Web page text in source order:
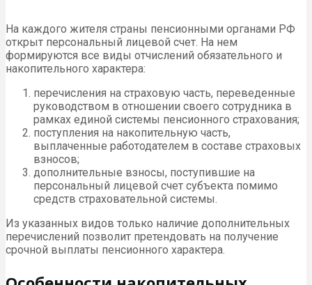
На каждого жителя страны пенсионными органами РФ
открыт персональный лицевой счет. На нем
формируются все виды отчислений обязательного и
накопительного характера:
перечисления на страховую часть, переведенные
руководством в отношении своего сотрудника в
рамках единой системы пенсионного страхования;
поступления на накопительную часть,
выплаченные работодателем в составе страховых
взносов;
дополнительные взносы, поступившие на
персональный лицевой счет субъекта помимо
средств страховательной системы.
Из указанных видов только наличие дополнительных
перечислений позволит претендовать на получение
срочной выплаты пенсионного характера.